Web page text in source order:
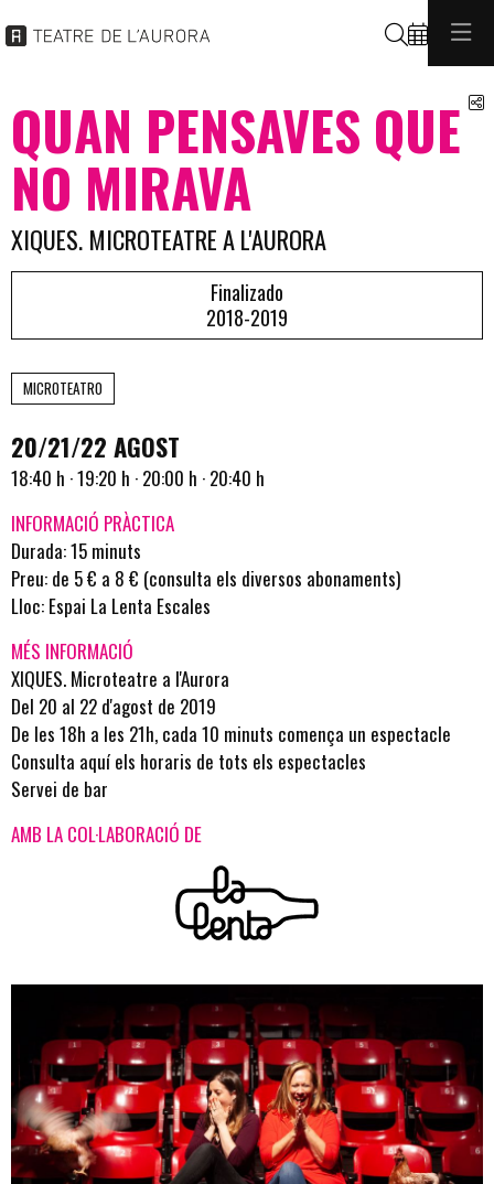
Buscar
QUAN PENSAVES QUE
NO MIRAVA
XIQUES. MICROTEATRE A L'AURORA
Finalizado
2018-2019
MICROTEATRO
20/21/22 AGOST
18:40 h · 19:20 h · 20:00 h · 20:40 h
INFORMACIÓ PRÀCTICA
Durada: 15 minuts
Preu: de 5 € a 8 € (consulta els diversos abonaments)
Lloc: Espai La Lenta Escales
MÉS INFORMACIÓ
XIQUES. Microteatre a l'Aurora
Del 20 al 22 d'agost de 2019
De les 18h a les 21h, cada 10 minuts comença un espectacle
Consulta aquí els horaris de tots els espectacles
Servei de bar
AMB LA COL·LABORACIÓ DE